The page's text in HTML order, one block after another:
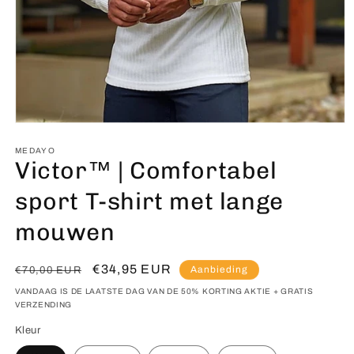
openen
in
modaal
MEDAYO
Victor™ | Comfortabel
sport T-shirt met lange
mouwen
Normale
prijs
€70,00 EUR Aanbiedingsprijs
€34,95 EUR Aanbieding
VANDAAG IS DE LAATSTE DAG VAN DE 50% KORTING AKTIE + GRATIS
VERZENDING
Kleur